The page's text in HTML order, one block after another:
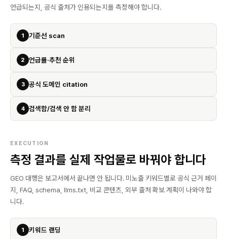
언급되는지, 공식 출처가 인용되는지를 측정해야 합니다.
1 기준선 scan
2 언급률·추천 순위
3 공식 도메인 citation
4 검색함/검색 안 함 분리
EXECUTION
측정 결과를 실제 작업물로 바꿔야 합니다
GEO 대행은 보고서에서 끝나면 안 됩니다. 미노출 키워드별로 공식 근거 페이
지, FAQ, schema, llms.txt, 비교 콘텐츠, 외부 출처 확보 계획이 나와야 합
니다.
1 키워드 랜딩